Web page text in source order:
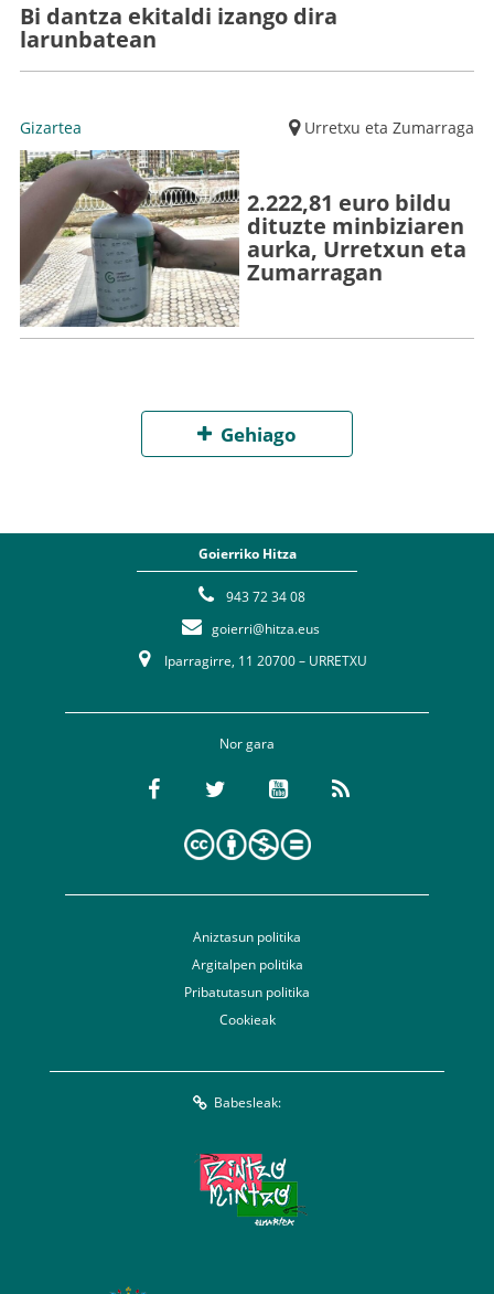
Bi dantza ekitaldi izango dira
larunbatean
Gizartea Urretxu eta Zumarraga
2.222,81 euro bildu
dituzte minbiziaren
aurka, Urretxun eta
Zumarragan
Gehiago
Goierriko Hitza
943 72 34 08
goierri@hitza.eus
Iparragirre, 11 20700 – URRETXU
Nor gara
Aniztasun politika
Argitalpen politika
Pribatutasun politika
Cookieak
Babesleak: